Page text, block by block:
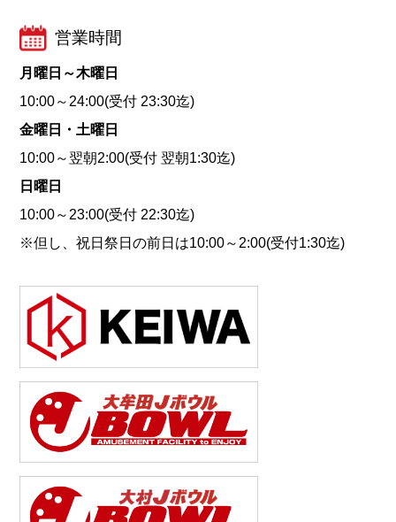
営業時間
月曜日～木曜日
10:00～24:00(受付 23:30迄)
金曜日・土曜日
10:00～翌朝2:00(受付 翌朝1:30迄)
日曜日
10:00～23:00(受付 22:30迄)
※但し、祝日祭日の前日は10:00～2:00(受付1:30迄)